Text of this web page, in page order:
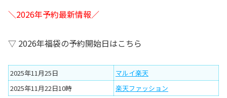
＼2026年予約最新情報／
▽ 2026年福袋の予約開始日はこちら
2025年11月25日
マルイ楽天
2025年11月22日10時
楽天ファッション